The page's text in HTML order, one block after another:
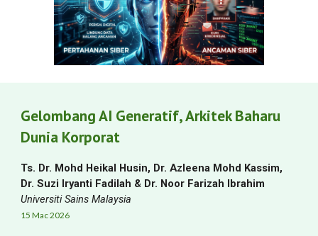
Gelombang AI Generatif, Arkitek Baharu
Dunia Korporat
Ts. Dr. Mohd Heikal Husin, Dr. Azleena Mohd Kassim,
Dr. Suzi Iryanti Fadilah & Dr. Noor Farizah Ibrahim
Universiti Sains Malaysia
15 Mac2026